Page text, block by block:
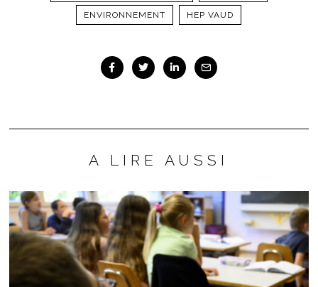
ENVIRONNEMENT HEP VAUD
A LIRE AUSSI